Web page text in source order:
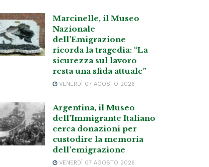
Marcinelle, il Museo
Nazionale
dell’Emigrazione
ricorda la tragedia: “La
sicurezza sul lavoro
resta una sfida attuale”
VENERDÌ 07 AGOSTO 2026
Argentina, il Museo
dell’Immigrante Italiano
cerca donazioni per
custodire la memoria
dell’emigrazione
VENERDÌ 07 AGOSTO 2026